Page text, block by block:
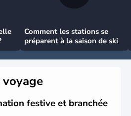
Comment les stations se
préparent à la saison de ski
voyage
festive et branchée